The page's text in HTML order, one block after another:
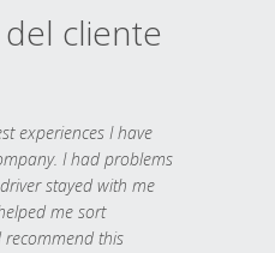
cliente
experiences I have
I had problems
stayed with me
me sort
recommend this